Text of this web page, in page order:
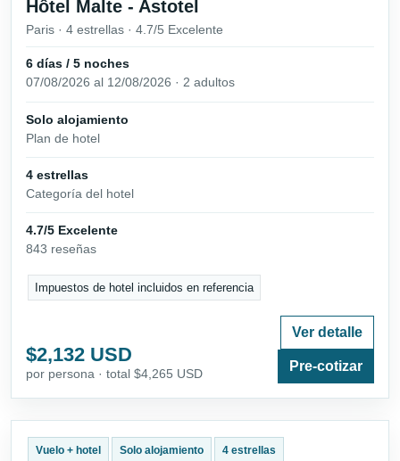
Hôtel Malte - Astotel
Paris · 4 estrellas · 4.7/5 Excelente
6 días / 5 noches
07/08/2026 al 12/08/2026 · 2 adultos
Solo alojamiento
Plan de hotel
4 estrellas
Categoría del hotel
4.7/5 Excelente
843 reseñas
Impuestos de hotel incluidos en referencia
$2,132 USD
por persona · total $4,265 USD
Ver detalle
Pre-cotizar
Vuelo + hotel Solo alojamiento 4 estrellas